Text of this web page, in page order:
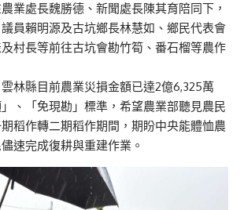
業處長魏勝德、新聞處長陳其育陪同下，
員賴明源及古坑鄉長林慧如、鄉民代表會
村長等前往古坑會勘竹筍、番石榴等農作
林縣目前農業災損金額已達2億6,325萬
、「免現勘」標準，希望農業部聽見農民
稻作轉二期稻作期間，期盼中央能體恤農
速完成復耕與重建作業。